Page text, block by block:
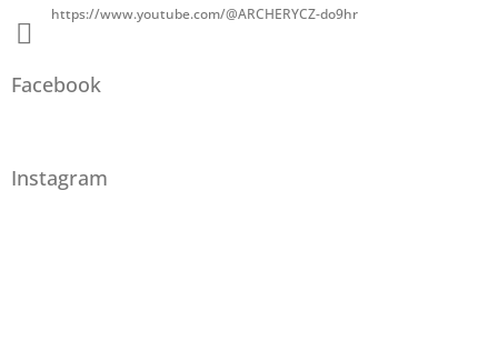
https://www.youtube.com/@ARCHERYCZ-do9hr
Facebook
Instagram